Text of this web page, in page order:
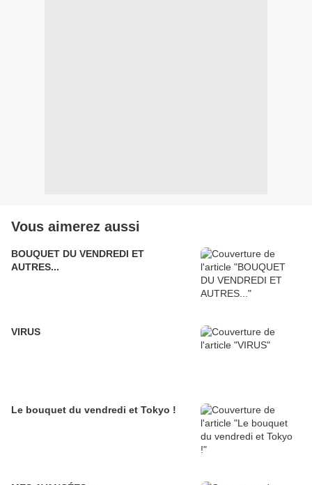
Vous aimerez aussi
BOUQUET DU VENDREDI ET
AUTRES...
VIRUS
Le bouquet du vendredi et Tokyo !